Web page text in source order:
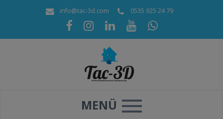
info@tac-3d.com 0535 925 24 79
MENÜ